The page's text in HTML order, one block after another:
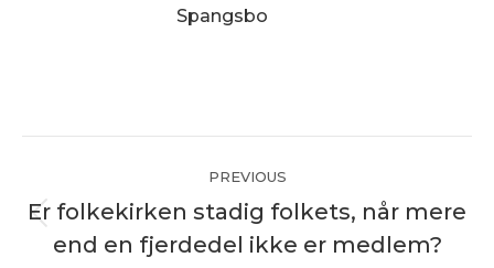
Spangsbo
navigation
PREVIOUS
Previous
post:
Er folkekirken stadig folkets, når mere
end en fjerdedel ikke er medlem?